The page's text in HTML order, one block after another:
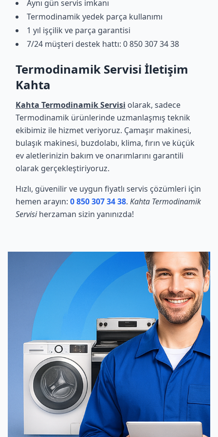
Aynı gün servis imkanı
Termodinamik yedek parça kullanımı
1 yıl işçilik ve parça garantisi
7/24 müşteri destek hattı: 0 850 307 34 38
Termodinamik Servisi İletişim
Kahta
Kahta Termodinamik Servisi olarak, sadece
Termodinamik ürünlerinde uzmanlaşmış teknik
ekibimiz ile hizmet veriyoruz. Çamaşır makinesi,
bulaşık makinesi, buzdolabı, klima, fırın ve küçük
ev aletlerinizin bakım ve onarımlarını garantili
olarak gerçekleştiriyoruz.
Hızlı, güvenilir ve uygun fiyatlı servis çözümleri için
hemen arayın: 0 850 307 34 38. Kahta Termodinamik
Servisiherzaman sizin yanınızda!